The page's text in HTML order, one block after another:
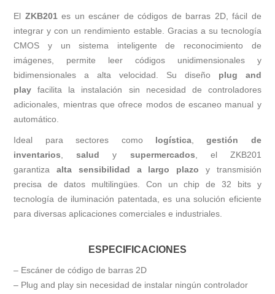
El ZKB201es un escáner de códigos de barras 2D, fácil de
integrar y con un rendimiento estable. Gracias a su tecnología
CMOS y un sistema inteligente de reconocimiento de
imágenes, permite leer códigos unidimensionales y
bidimensionales a alta velocidad. Su diseño plug and
play facilita la instalación sin necesidad de controladores
adicionales, mientras que ofrece modos de escaneo manual y
automático.
Ideal para sectores como logística,gestión de
inventarios,salud y supermercados, el ZKB201
garantizaalta sensibilidad a largo plazo y transmisión
precisa de datos multilingües. Con un chip de 32 bits y
tecnología de iluminación patentada, es una solución eficiente
para diversas aplicaciones comerciales e industriales.
ESPECIFICACIONES
– Escáner de código de barras 2D
– Plug and play sin necesidad de instalar ningún controlador